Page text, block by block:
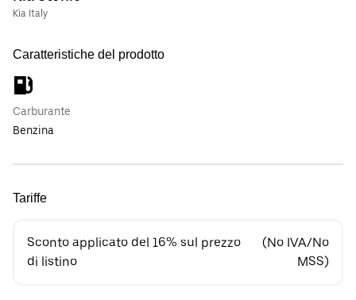
Kia Italy
Caratteristiche del prodotto
Carburante
Benzina
Tariffe
Sconto applicato del 16% sul prezzo
di listino
(No IVA/No
MSS)